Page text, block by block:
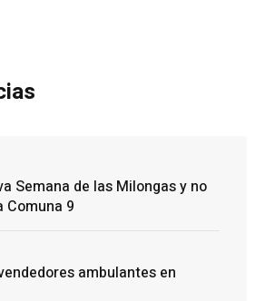
Semana de las Milongas y no
Comuna 9
ambulantes en